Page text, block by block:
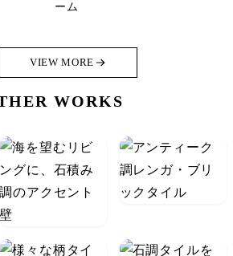
ーム
VIEW MORE
WORKS